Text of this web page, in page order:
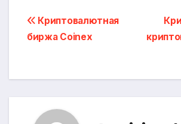
Навигация
по
записям
Криптовалютная
биржа Coinex